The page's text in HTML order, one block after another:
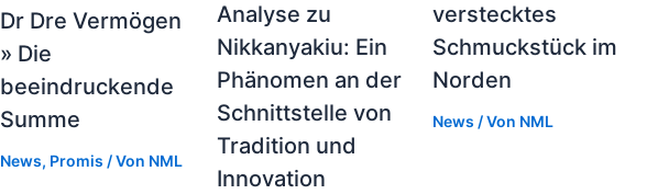
Dr Dre Vermögen
» Die
beeindruckende
Summe
News, Promis / Von NML
Analyse zu
Nikkanyakiu: Ein
Phänomen an der
Schnittstelle von
Tradition und
Innovation
verstecktes
Schmuckstück im
Norden
News / Von NML